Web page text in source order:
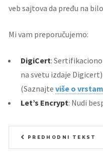
veb sajtova da pređu na
Mi vam preporučujemo:
DigiCert:
na svetu izdaje
(Saznajte više o
Let’s Encrypt: Nudi
PREDHODNI TEKST